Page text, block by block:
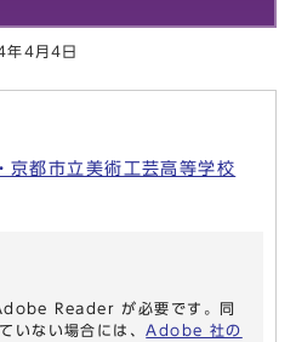
年4月4日
京都市立美術工芸高等学校
Reader が必要です。同
いない場合には、 Adobe 社の